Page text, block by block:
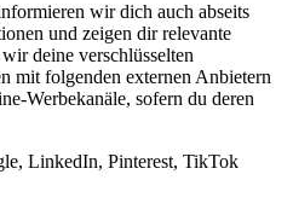
wir dich auch abseits
und zeigen dir relevante
deine verschlüsselten
mit folgenden externen Anbietern
Werbekanäle, sofern du deren
LinkedIn, Pinterest, TikTok